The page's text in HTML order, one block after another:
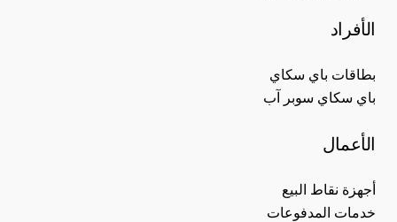
الأفراد
بطاقات باي سكاي
باي سكاي سوبر آب
الأعمال
أجهزة نقاط البيع
خدمات المدفوعات